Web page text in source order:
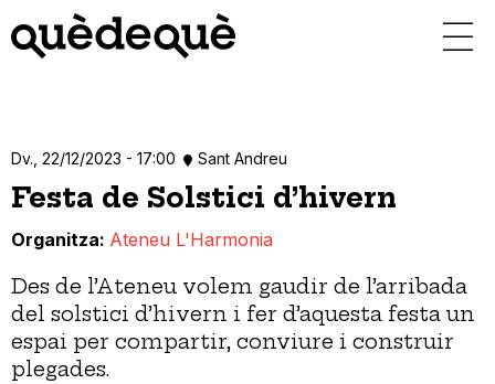
contingut
Dv., 22/12/2023 - 17:00 Sant Andreu
Festa de Solstici d’hivern
Organitza Ateneu L'Harmonia
Des de l’Ateneu volem gaudir de l’arribada
del solstici d’hivern i fer d’aquesta festa un
espai per compartir, conviure i construir
plegades.